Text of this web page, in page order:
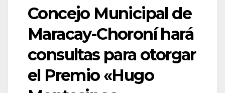
Concejo Municipal de
Maracay-Choroní hará
consultas para otorgar
el Premio «Hugo